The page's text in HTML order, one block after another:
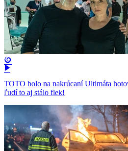
TOTO bolo na nakrúcaní Ultimáta
ľudí to aj stálo flek!